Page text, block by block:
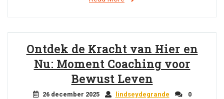
Ontdek de Kracht van Hier en
Nu: Moment Coaching voor
Bewust Leven
26 december 2025 lindseydegrande
0